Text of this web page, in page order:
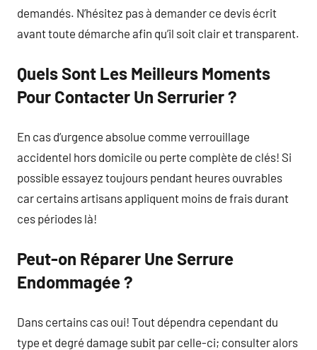
demandés. N’hésitez pas à demander ce devis écrit
avant toute démarche afin qu’il soit clair et transparent.
Quels Sont Les Meilleurs Moments
Pour Contacter Un Serrurier ?
En cas d’urgence absolue comme verrouillage
accidentel hors domicile ou perte complète de clés! Si
possible essayez toujours pendant heures ouvrables
car certains artisans appliquent moins de frais durant
ces périodes là!
Peut-on Réparer Une Serrure
Endommagée ?
Dans certains cas oui! Tout dépendra cependant du
type et degré damage subit par celle-ci; consulter alors